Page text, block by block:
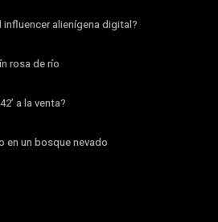
influencer alienígena digital?
rosa de río
a la venta?
en un bosque nevado